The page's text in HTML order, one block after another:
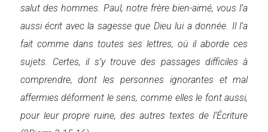
salut des hommes. Paul, notre frère bien-aimé, vous l’a
aussi écrit avec la sagesse que Dieu lui a donnée. Il l’a
fait comme dans toutes ses lettres, où il aborde ces
sujets. Certes, il s’y trouve des passages difficiles à
comprendre, dont les personnes ignorantes et mal
affermies déforment le sens, comme elles le font aussi,
pour leur propre ruine, des autres textes de l’Écriture